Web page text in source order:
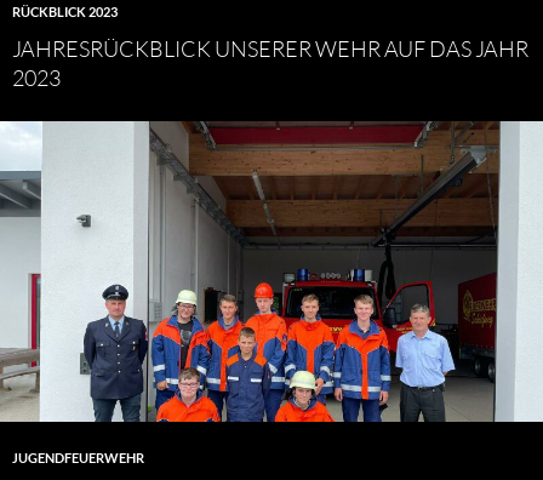
RÜCKBLICK 2023
JAHRESRÜCKBLICK UNSERER WEHR AUF DAS JAHR
2023
JUGENDFEUERWEHR